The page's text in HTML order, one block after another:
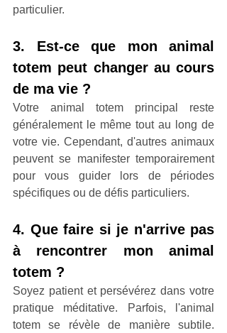
particulier.
3. Est-ce que mon animal
totem peut changer au cours
de ma vie ?
Votre animal totem principal reste
généralement le même tout au long de
votre vie. Cependant, d'autres animaux
peuvent se manifester temporairement
pour vous guider lors de périodes
spécifiques ou de défis particuliers.
4. Que faire si je n'arrive pas
à rencontrer mon animal
totem ?
Soyez patient et persévérez dans votre
pratique méditative. Parfois, l'animal
totem se révèle de manière subtile.